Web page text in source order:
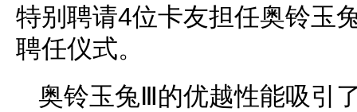
特别聘请4位卡友担任奥铃玉
聘任仪式。
奥铃玉兔Ⅲ的优越性能吸引